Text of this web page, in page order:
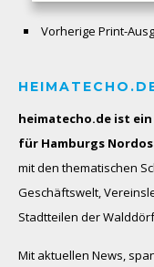
Vorherige Print-
heimatecho.de ist
für Hamburgs
mit den thematischen
Geschäftswelt,
Stadtteilen der
Mit aktuellen News,